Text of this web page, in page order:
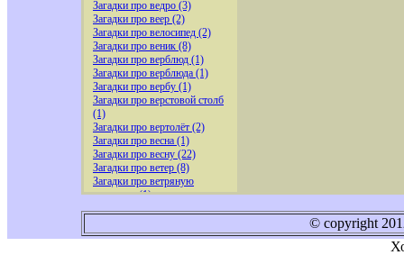
Загадки про ведро (3)
Загадки про веер (2)
Загадки про велосипед (2)
Загадки про веник (8)
Загадки про верблюд (1)
Загадки про верблюда (1)
Загадки про вербу (1)
Загадки про верстовой столб
(1)
Загадки про вертолёт (2)
Загадки про весна (1)
Загадки про весну (22)
Загадки про ветер (8)
Загадки про ветряную
мельницу (1)
Загадки про вешалку (4)
Загадки про вишню (5)
© copyright